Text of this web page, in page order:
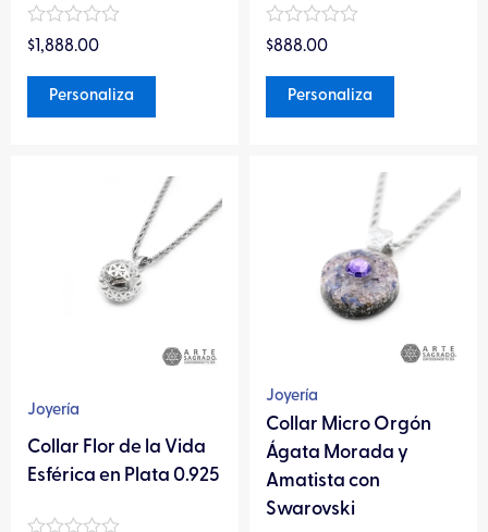
$1,888.00
Personaliza
Valorado
en
0
$888.00
Personaliza
Valorado
en
0
Joyería
Collar Flor de la Vida
Esférica en Plata 0.925
Joyería
Collar Micro Orgón
Ágata Morada y
Amatista con
Swarovski
producto
tiene
múltiples
variantes.
Las
se
elegir
en